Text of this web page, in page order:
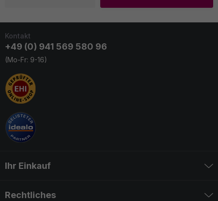
Kontakt
+49 (0) 941 569 580 96
(Mo-Fr: 9-16)
Ihr Einkauf
Rechtliches